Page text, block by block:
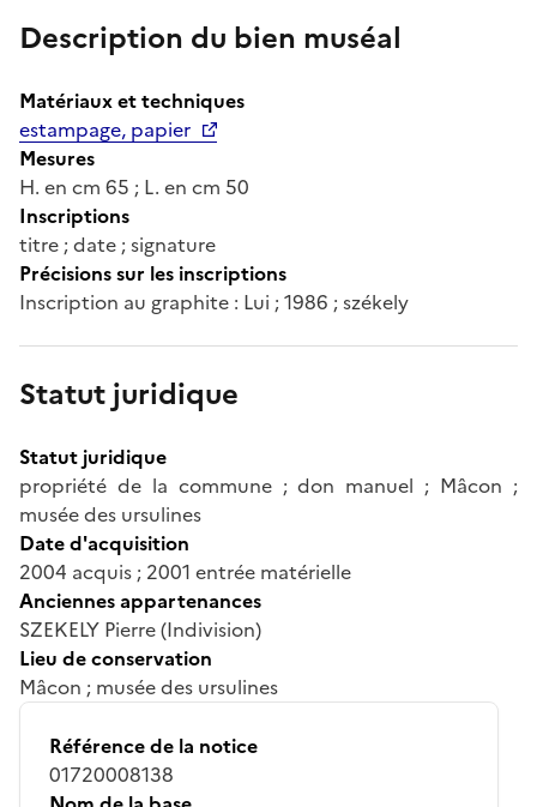
Description du bien muséal
Matériaux et techniques
estampage, papier
Mesures
H. en cm 65 ; L. en cm 50
Inscriptions
titre ; date ; signature
Précisions sur les inscriptions
Inscription au graphite : Lui ; 1986 ; székely
Statut juridique
Statut juridique
propriété de la commune ; don manuel ; Mâcon ;
musée des ursulines
Date d'acquisition
2004 acquis ; 2001 entrée matérielle
Anciennes appartenances
SZEKELY Pierre (Indivision)
Lieu de conservation
Mâcon ; musée des ursulines
Référence de la notice
01720008138